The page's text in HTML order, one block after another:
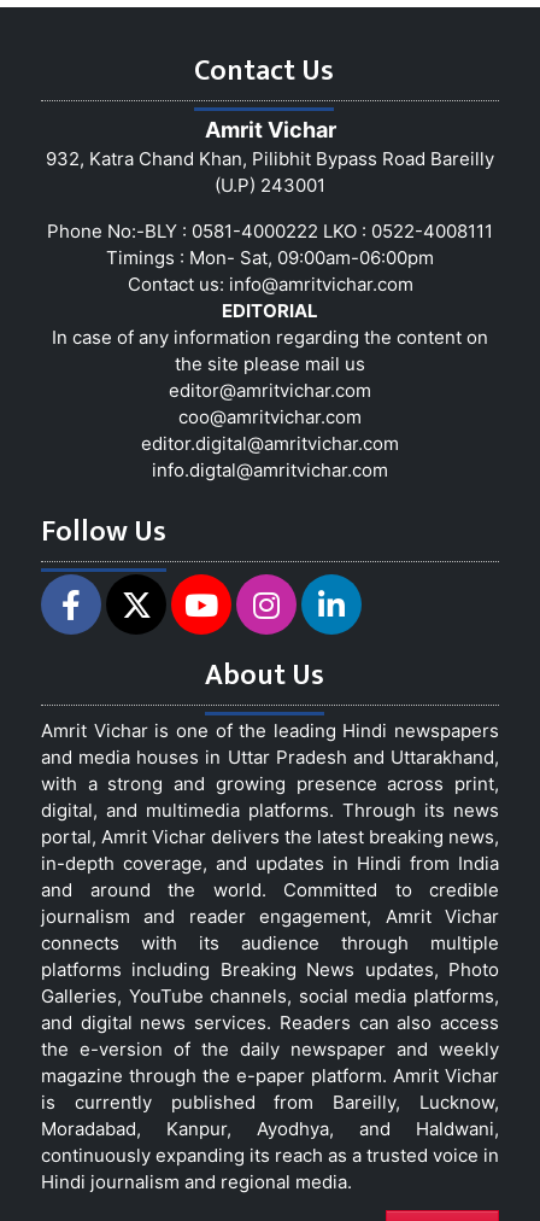
Contact Us
Amrit Vichar
932, Katra Chand Khan, Pilibhit Bypass Road Bareilly
(U.P) 243001
Phone No:-BLY : 0581-4000222 LKO : 0522-4008111
Timings : Mon- Sat, 09:00am-06:00pm
Contact us: info@amritvichar.com
EDITORIAL
In case of any information regarding the content on
the site please mail us
editor@amritvichar.com
coo@amritvichar.com
editor.digital@amritvichar.com
info.digtal@amritvichar.com
Follow Us
About Us
Amrit Vichar is one of the leading Hindi newspapers
and media houses in Uttar Pradesh and Uttarakhand,
with a strong and growing presence across print,
digital, and multimedia platforms. Through its news
portal, Amrit Vichar delivers the latest breaking news,
in-depth coverage, and updates in Hindi from India
and around the world. Committed to credible
journalism and reader engagement, Amrit Vichar
connects with its audience through multiple
platforms including Breaking News updates, Photo
Galleries, YouTube channels, social media platforms,
and digital news services. Readers can also access
the e-version of the daily newspaper and weekly
magazine through the e-paper platform. Amrit Vichar
is currently published from Bareilly, Lucknow,
Moradabad, Kanpur, Ayodhya, and Haldwani,
continuously expanding its reach as a trusted voice in
Hindi journalism and regional media.